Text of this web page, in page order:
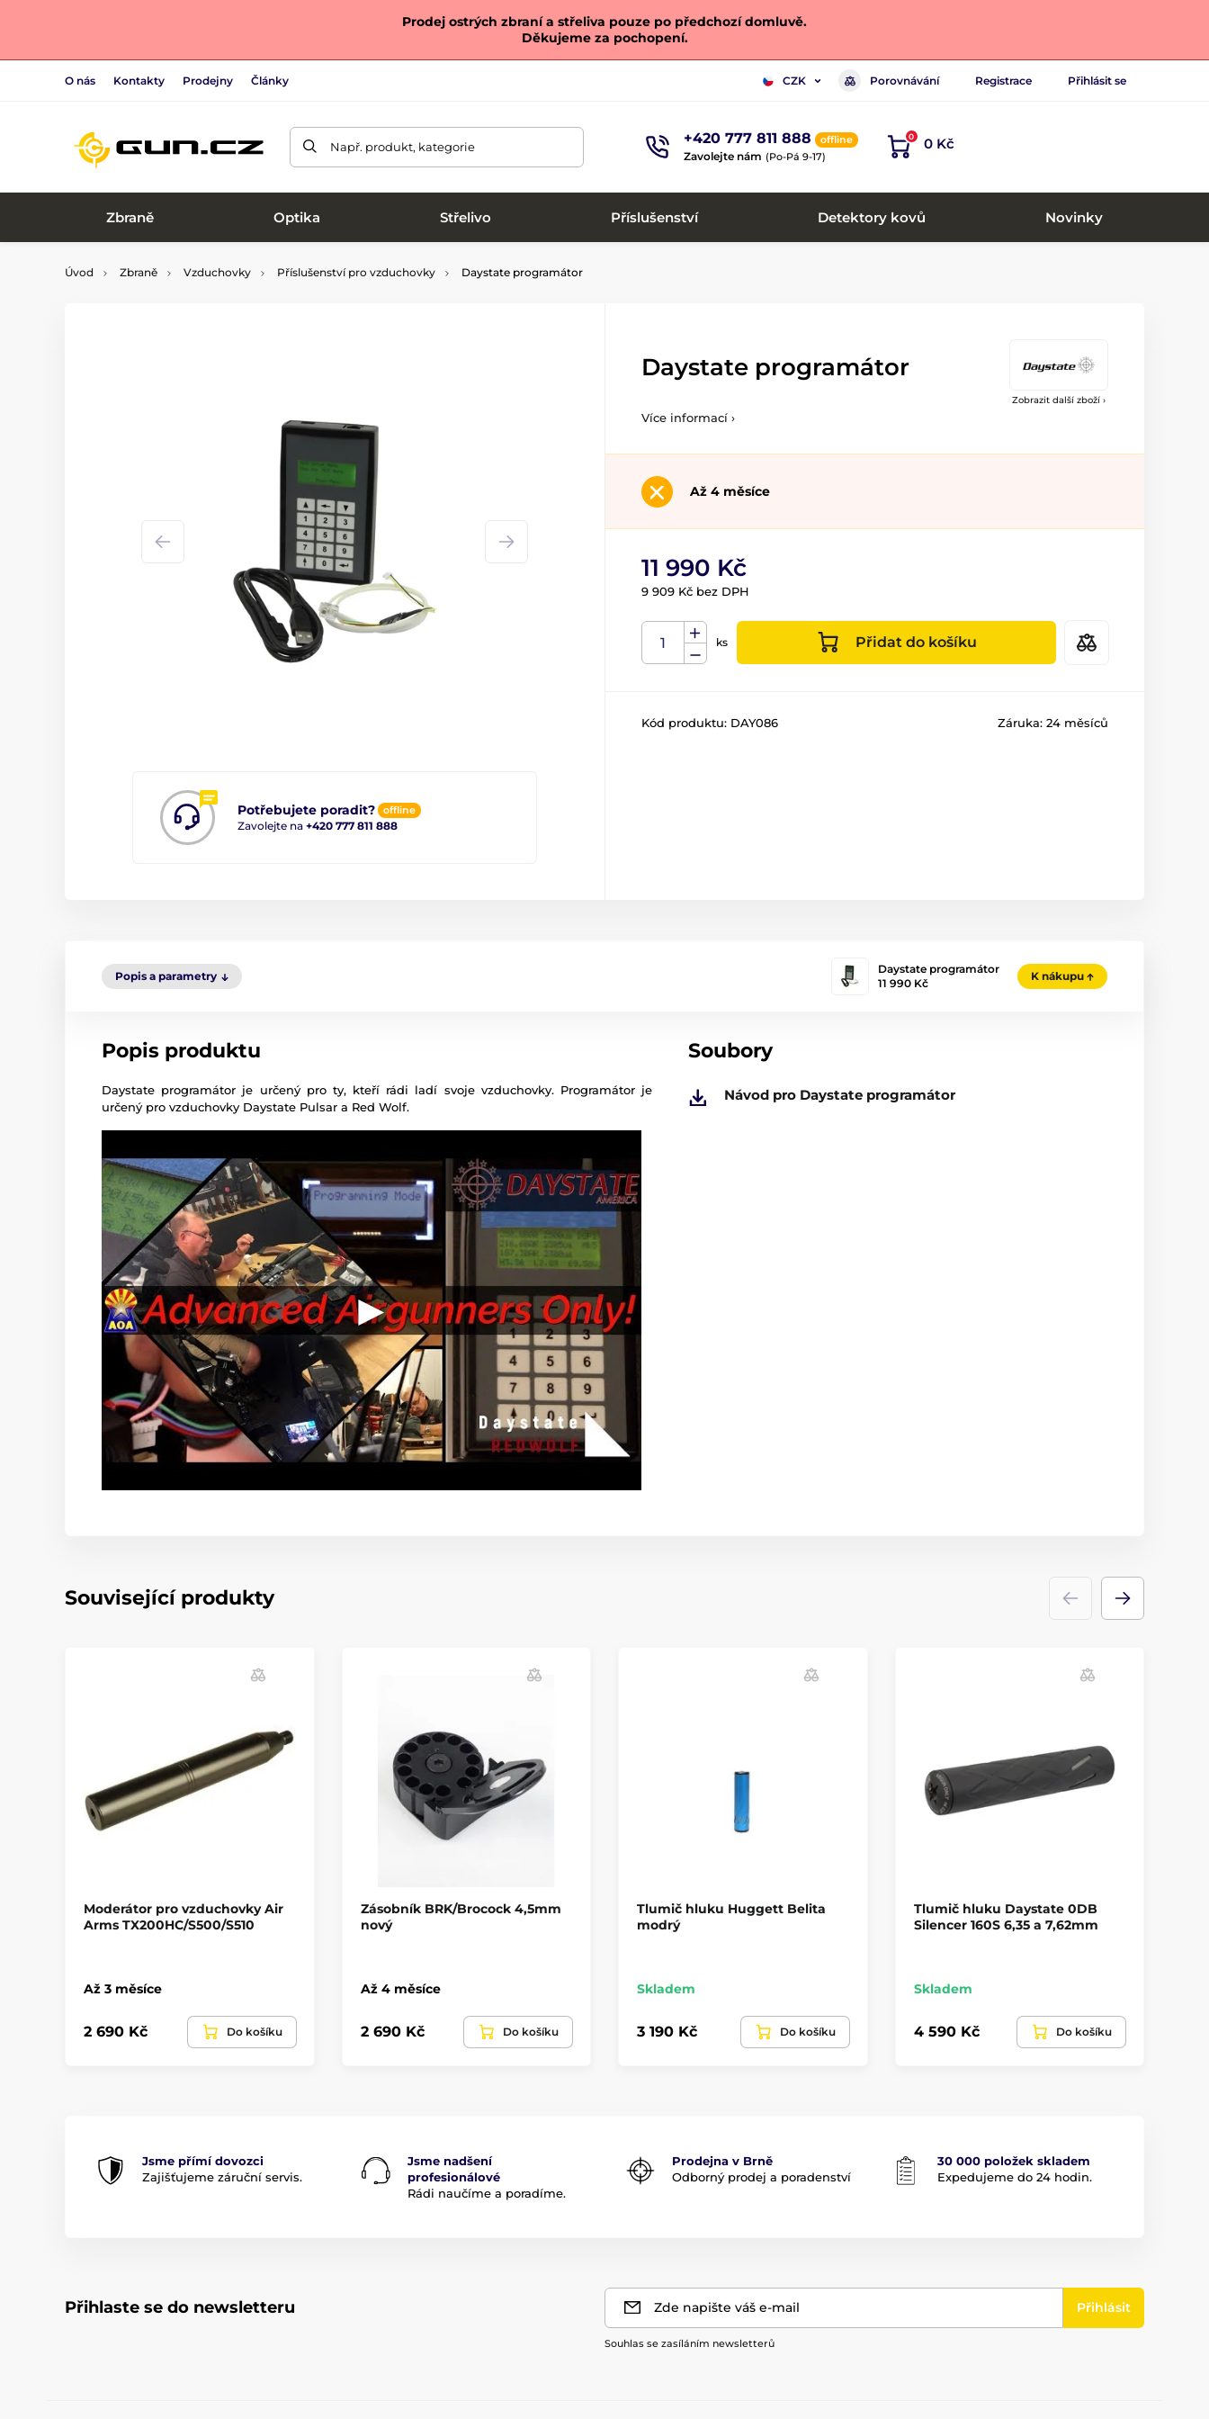
Prodej ostrých zbraní a střeliva pouze po předchozí domluvě.
Děkujeme za pochopení.
O nás Kontakty Prodejny Články CZK Porovnávání Registrace Přihlásit se
Např. produkt, kategorie +420 777 811 888 offline
Zavolejte nám (Po-Pá 9-17)
0 0 Kč
Zbraně Optika Střelivo Příslušenství Detektory kovů Novinky
Úvod Zbraně Vzduchovky Příslušenství pro vzduchovky Daystate programátor
Zobrazit další zboží ›
Potřebujete poradit? offline
Zavolejte na +420 777 811 888
Daystate programátor
Více informací ›
Až 4 měsíce
11 990 Kč
9 909 Kč bez DPH
ks Přidat do košíku
Kód produktu: DAY086 Záruka: 24 měsíců
Popis a parametry
Daystate programátor
11 990 Kč
K nákupu
Popis produktu
Daystate programátor je určený pro ty, kteří rádi ladí svoje vzduchovky. Programátor je
určený pro vzduchovky Daystate Pulsar a Red Wolf.
Soubory
Návod pro Daystate programátor
Související produkty
Moderátor pro vzduchovky Air
Arms TX200HC/S500/S510
Až 3 měsíce
2 690 Kč Do košíku
Zásobník BRK/Brocock 4,5mm
nový
Až 4 měsíce
2 690 Kč Do košíku
Tlumič hluku Huggett Belita
modrý
Skladem
3 190 Kč Do košíku
Tlumič hluku Daystate 0DB
Silencer 160S 6,35 a 7,62mm
Skladem
4 590 Kč Do košíku
Jsme přímí dovozci
Zajišťujeme záruční servis.
Jsme nadšení
profesionálové
Rádi naučíme a poradíme.
Prodejna v Brně
Odborný prodej a poradenství
30 000 položek skladem
Expedujeme do 24 hodin.
Přihlaste se do newsletteru Zde napište váš e-mail Přihlásit
Souhlas se zasíláním newsletterů